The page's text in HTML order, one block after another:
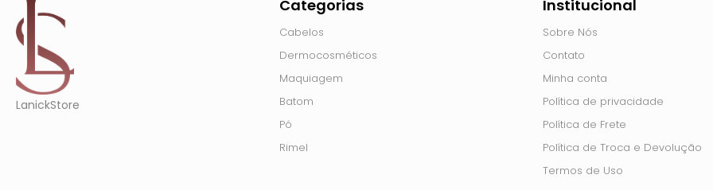
LanickStore
Categorias
Cabelos
Dermocosméticos
Maquiagem
Batom
Pó
Rimel
Institucional
Sobre Nós
Contato
Minha conta
Política de privacidade
Política de Frete
Política de Troca e Devolução
Termos de Uso